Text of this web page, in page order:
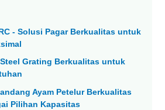
- Solusi Pagar Berkualitas untuk
Grating Berkualitas untuk
Ayam Petelur Berkualitas
Pilihan Kapasitas